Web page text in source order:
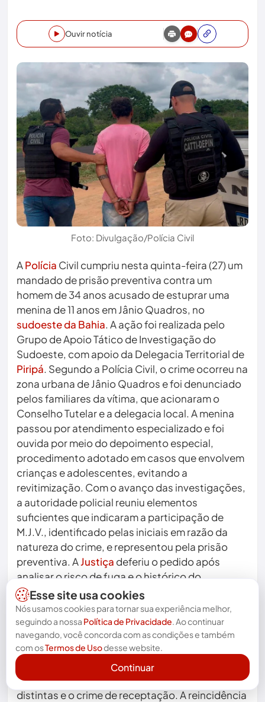
Ouvir notícia
Foto: Divulgação/Polícia Civil
APolícia Civil cumpriu nesta quinta-feira (27) um
mandado de prisão preventiva contra um
homem de 34 anos acusado de estuprar uma
menina de 11 anos em Jânio Quadros, no
sudoeste da Bahia. A ação foi realizada pelo
Grupo de Apoio Tático de Investigação do
Sudoeste, com apoio da Delegacia Territorial de
Piripá. Segundo a Polícia Civil, o crime ocorreu na
zona urbana de Jânio Quadros e foi denunciado
pelos familiares da vítima, que acionaram o
Conselho Tutelar e a delegacia local. A menina
passou por atendimento especializado e foi
ouvida por meio do depoimento especial,
procedimento adotado em casos que envolvem
crianças e adolescentes, evitando a
revitimização. Com o avanço das investigações,
a autoridade policial reuniu elementos
suficientes que indicaram a participação de
M.J.V., identificado pelas iniciais em razão da
natureza do crime, e representou pela prisão
preventiva. AJustiça deferiu o pedido após
analisar o risco de fuga e o histórico do
investigado. Os policiais localizaram o suspeito
em sua residência, na zona rural de Piripá, onde
ele tentou inicialmente negar as acusações, mas
não apresentou resistência à prisão. A
corporação informou que M.J.V. possui outras
investigações em andamento, incluindo
denúncias de estupro em circunstâncias
distintas e o crime de receptação. A reincidência
Esse site usa cookies
Nós usamos cookies para tornar sua experiência melhor,
seguindo a nossa Política de Privacidade. Ao continuar
navegando, você concorda com as condições e também
com osTermos de Usodesse website.
Continuar